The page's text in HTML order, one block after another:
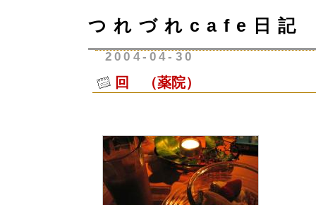
つれづれcafe日記
2004-04-30
回 （薬院）